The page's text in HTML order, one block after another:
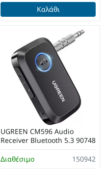
Καλάθι
Διαθέσιμο 150942
UGREEN CM596 Audio
Receiver Bluetooth 5.3 90748